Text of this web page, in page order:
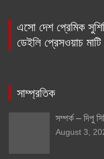
এসো দেশ প্রেমিক
ডেইলি প্রেসওয়াচ
সাম্প্রতিক
সম্পর্ক – দিপু
August 3,